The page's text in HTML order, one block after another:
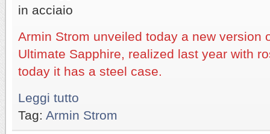
in acciaio
Armin Strom unveiled today a new version
Ultimate Sapphire, realized last year with
today it has a steel case.
Leggi tutto
Tag: Armin Strom